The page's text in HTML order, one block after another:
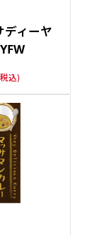
ディーヤ
込)